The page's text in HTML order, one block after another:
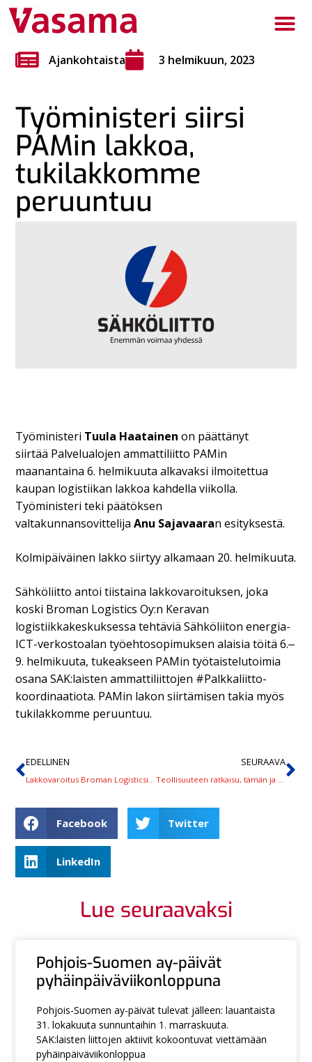
Ajankohtaista 3 helmikuun, 2023
Työministeri siirsi
PAMin lakkoa,
tukilakkomme
peruuntuu
Työministeri Tuula Haatainen on päättänyt
siirtää Palvelualojen ammattiliitto PAMin
maanantaina 6. helmikuuta alkavaksi ilmoitettua
kaupan logistiikan lakkoa kahdella viikolla.
Työministeri teki päätöksen
valtakunnansovittelijaAnu Sajavaaran esityksestä.
Kolmipäiväinen lakko siirtyy alkamaan 20. helmikuuta.
Sähköliitto antoi tiistaina lakkovaroituksen, joka
koski Broman Logistics Oy:n Keravan
logistiikkakeskuksessa tehtäviä Sähköliiton energia-
ICT-verkostoalan työehtosopimuksen alaisia töitä 6.‒
9. helmikuuta, tukeakseen PAMin työtaistelutoimia
osana SAK:laisten ammattiliittojen #Palkkaliitto-
koordinaatiota. PAMin lakon siirtämisen takia myös
tukilakkomme peruuntuu.
EDELLINEN SEURAAVA
Facebook Twitter
LinkedIn
Lue seuraavaksi
Pohjois-Suomen ay-päivät
pyhäinpäiväviikonloppuna
Pohjois-Suomen ay-päivät tulevat jälleen: lauantaista
31. lokakuuta sunnuntaihin 1. marraskuuta.
SAK:laisten liittojen aktiivit kokoontuvat viettämään
pyhäinpäiväviikonloppua